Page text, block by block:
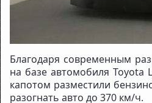
Благодаря современным
на базе автомобиля Toyota
капотом разместили
разогнать авто до 370 км/ч.